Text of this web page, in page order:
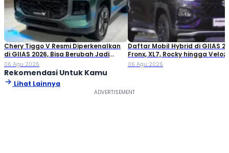
Chery Tiggo V Resmi Diperkenalkan
di GIIAS 2026, Bisa Berubah Jadi
Double Cabin
06 Agu 2026
Daftar Mobil Hybrid di GIIAS
Fronx, XL7, Rocky hingga Veloz!
06 Agu 2026
Rekomendasi Untuk Kamu
Lihat Lainnya